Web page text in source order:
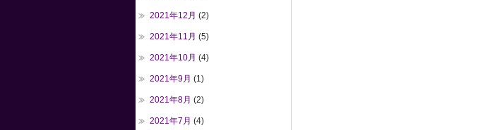
2021年12月 (2)
2021年11月 (5)
2021年10月 (4)
2021年9月 (1)
2021年8月 (2)
2021年7月 (4)